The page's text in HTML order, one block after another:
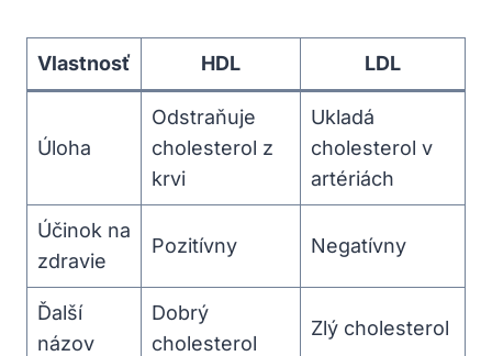
Vlastnosť HDL LDL
Úloha
Odstraňuje
cholesterol z
krvi
Ukladá
cholesterol v
artériách
Účinok na
zdravie
Pozitívny Negatívny
Ďalší
názov
Dobrý
cholesterol
Zlý cholesterol